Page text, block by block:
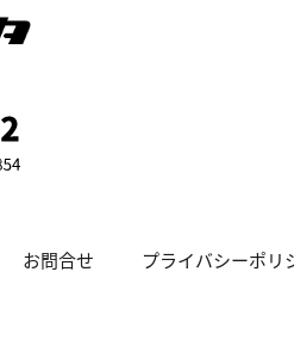
お問合せ プライバシーポリ